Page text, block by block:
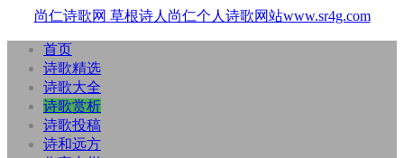
尚仁诗歌网 草根诗人尚仁个人诗歌网站www.sr4g.com
首页
诗歌精选
诗歌大全
诗歌赏析
诗歌投稿
诗和远方